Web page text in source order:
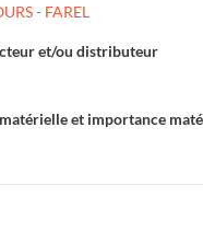
- FAREL
et/ou distributeur
et importance